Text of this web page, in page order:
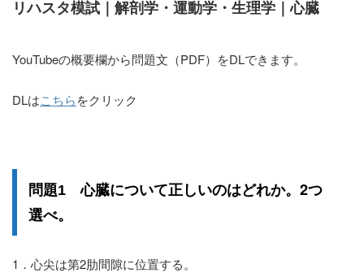
リハスタ模試｜解剖学・運動学・生理学｜心臓
YouTubeの概要欄から問題文（PDF）をDLできます。
DLはこちらをクリック
問題1 心臓について正しいのはどれか。 2つ
選べ。
1．心尖は第2肋間隙に位置する。